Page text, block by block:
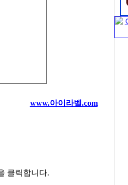
www.아이라벨.com
클릭합니다.